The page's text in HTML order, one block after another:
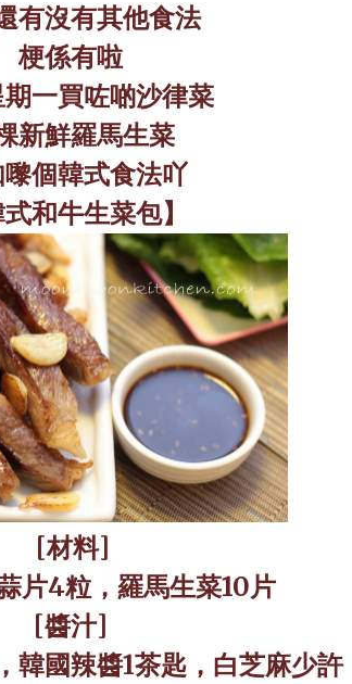
有沒有其他食法
梗係有啦
一買咗啲沙律菜
新鮮羅馬生菜
個韓式食法吖
式和牛生菜包】
[材料]
片4粒，羅馬生菜10片
[醬汁]
韓國辣醬1茶匙，白芝麻少許